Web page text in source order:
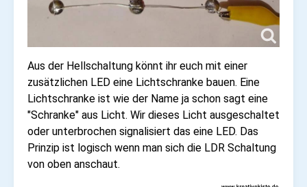
Aus der Hellschaltung könnt ihr euch mit einer
zusätzlichen LED eine Lichtschranke bauen. Eine
Lichtschranke ist wie der Name ja schon sagt eine
"Schranke" aus Licht. Wir dieses Licht ausgeschaltet
oder unterbrochen signalisiert das eine LED. Das
Prinzip ist logisch wenn man sich die LDR Schaltung
von oben anschaut.